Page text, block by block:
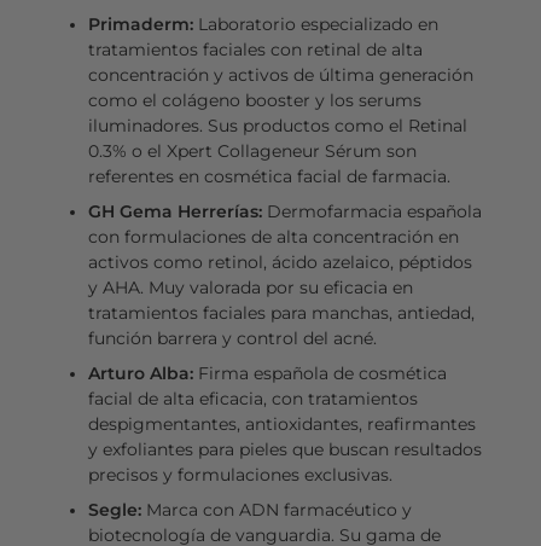
Primaderm:Laboratorio especializado en
tratamientos faciales con retinal de alta
concentración y activos de última generación
como el colágeno booster y los serums
iluminadores. Sus productos como el Retinal
0.3% o el Xpert Collageneur Sérum son
referentes en cosmética facial de farmacia.
GH Gema Herrerías:Dermofarmacia española
con formulaciones de alta concentración en
activos como retinol, ácido azelaico, péptidos
y AHA. Muy valorada por su eficacia en
tratamientos faciales para manchas, antiedad,
función barrera y control del acné.
Arturo Alba:Firma española de cosmética
facial de alta eficacia, con tratamientos
despigmentantes, antioxidantes, reafirmantes
y exfoliantes para pieles que buscan resultados
precisos y formulaciones exclusivas.
Segle:Marca con ADN farmacéutico y
biotecnología de vanguardia. Su gama de